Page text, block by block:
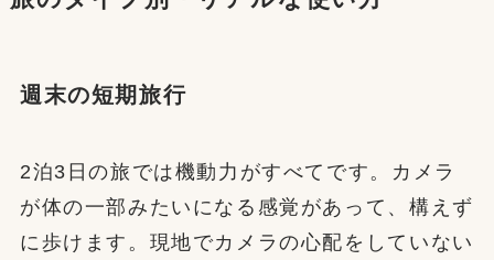
週末の短期旅行
2泊3日の旅では機動力がすべてです。カメラ
が体の一部みたいになる感覚があって、構えず
に歩けます。現地でカメラの心配をしていない